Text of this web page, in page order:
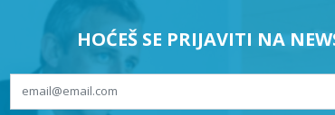
HOĆEŠ SE PRIJAVITI NA